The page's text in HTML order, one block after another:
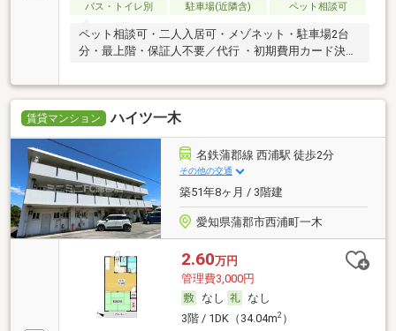
バス・トイレ別
駐車場(近隣含) ペット相談可
ペット相談可・二人入居可・メゾネット・駐車場2台
分・最上階・保証人不要／代行 ・初期費用カード決済
賃貸マンション ハイツ一木
名鉄蒲郡線 西浦駅 徒歩2分
その他の交通
築51年8ヶ月 / 3階建
愛知県蒲郡市西浦町一木
2.60万円
管理費3,000円
なし
なし
3階 / 1DK（34.04m2）